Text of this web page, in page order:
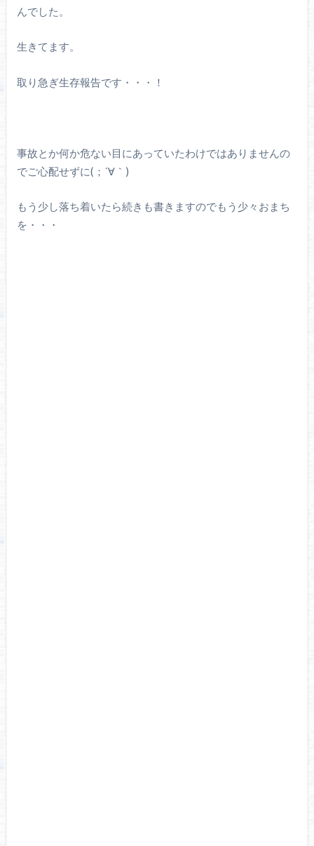
んでした。
生きてます。
取り急ぎ生存報告です・・・！
事故とか何か危ない目にあっていたわけではありませんの
でご心配せずに(；´∀｀)
もう少し落ち着いたら続きも書きますのでもう少々おまち
を・・・